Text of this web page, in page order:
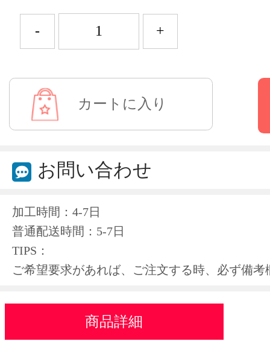
- +
お問い合わせ
加工時間：4-7日
普通配送時間：5-7日
TIPS：
ご希望要求があれば、ご注文する時、必ず備
商品詳細